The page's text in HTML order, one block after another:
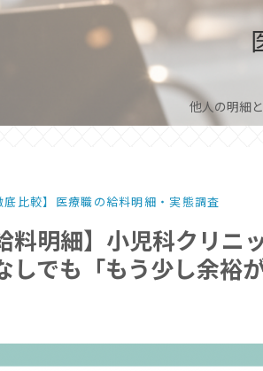
他人の明細
底比較】医療職の給料明細・実態調査
料明細】小児科クリ
しでも「もう少し余裕